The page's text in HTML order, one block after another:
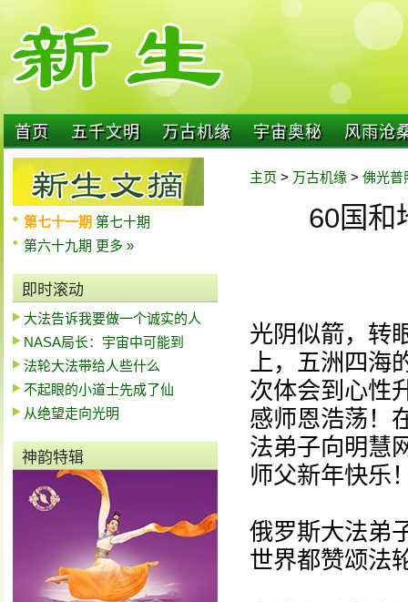
首页 五千文明 万古机缘 宇宙奥秘 风雨沧
第七十一期 第七十期
第六十九期 更多 »
即时滚动
大法告诉我要做一个诚实的人
NASA局长：宇宙中可能到
法轮大法带给人些什么
不起眼的小道士先成了仙
从绝望走向光明
神韵特辑
主页 > 万古机缘 > 佛光普
60国和
光阴似箭，转
上，五洲四海
次体会到心性
感师恩浩荡！
法弟子向明慧
师父新年快乐
俄罗斯大法弟
世界都赞颂法